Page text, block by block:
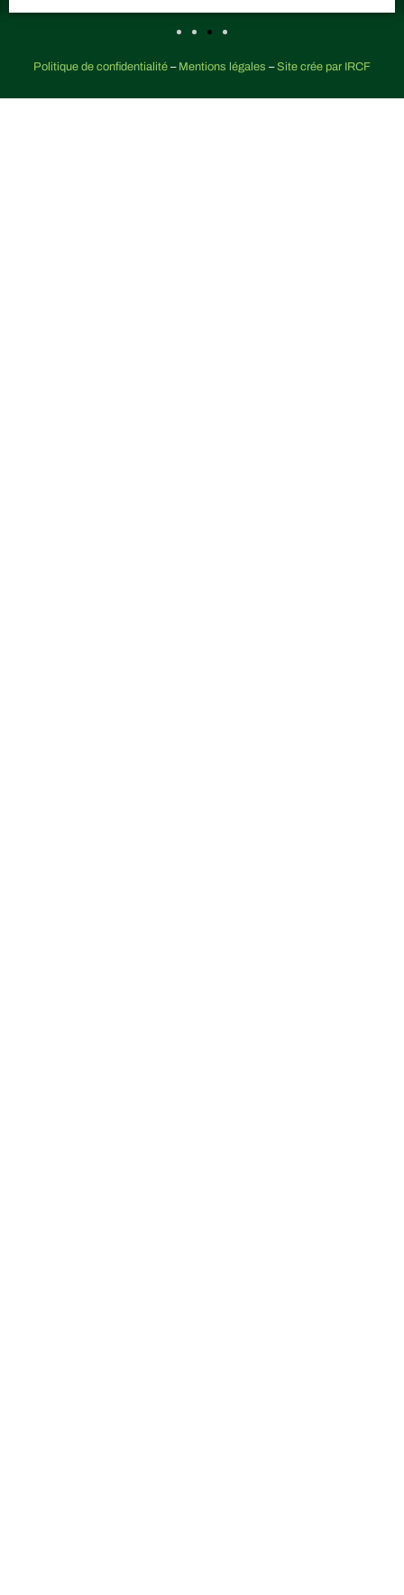
Politique de confidentialité – Mentions légales –Site crée par IRCF